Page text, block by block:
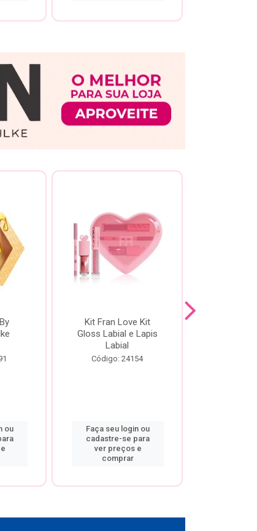
ou
Kit Fran Love Kit
Gloss Labial e Lapis
Labial
Código: 24154
Faça seu login ou
cadastre-se para
ver preços e
comprar